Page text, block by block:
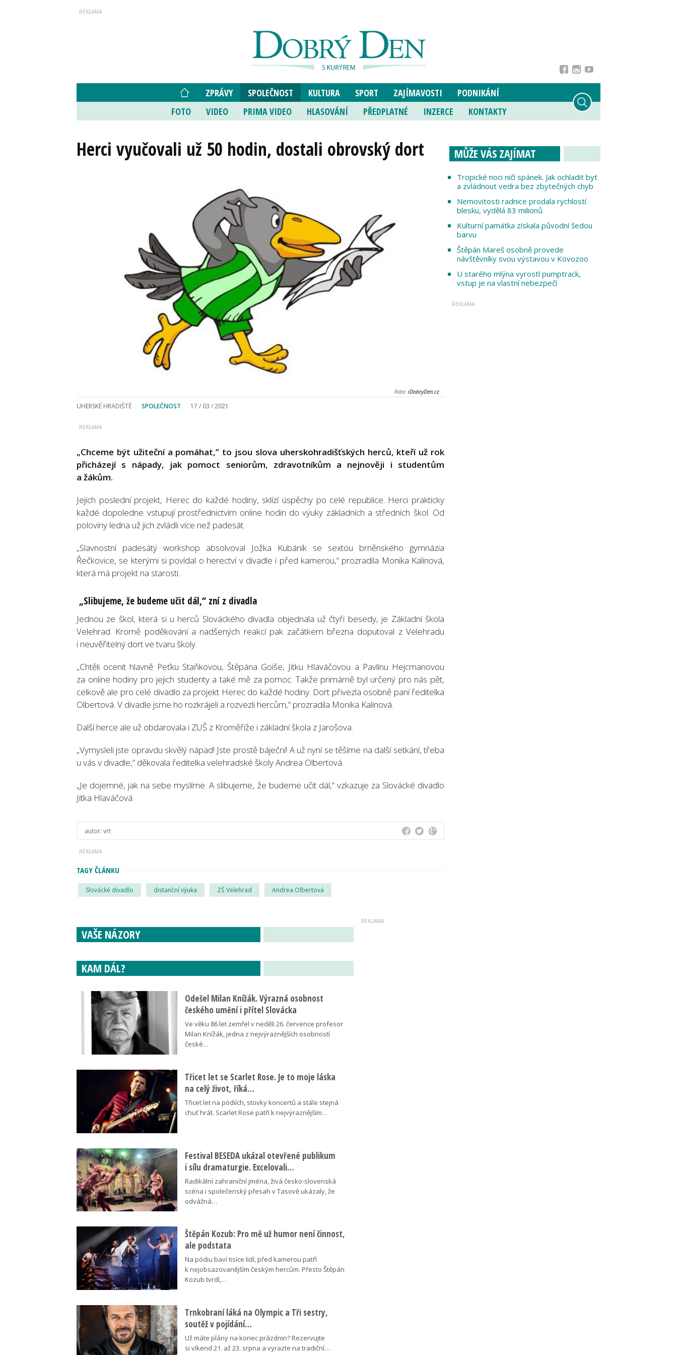
ZPRÁVY SPOLEČNOST KULTURA SPORT ZAJÍMAVOSTI
PODNIKÁNÍ
FOTO
VIDEO PRIMA VIDEO HLASOVÁNÍ PŘEDPLATNÉ INZERCE KONTAKTY
Herci vyučovali už 50 hodin, dostali obrovský dort
Foto: iDobryDen.cz
UHERSKÉ HRADIŠTĚ SPOLEČNOST 17 / 03 / 2021
„Chceme být užiteční a pomáhat,” to jsou slova uherskohradišťských herců, kteří už rok
přicházejí s nápady, jak pomoct seniorům, zdravotníkům a nejnověji i studentům
a žákům.
Jejich poslední projekt, Herec do každé hodiny, sklízí úspěchy po celé republice. Herci prakticky
každé dopoledne vstupují prostřednictvím online hodin do výuky základních a středních škol. Od
poloviny ledna už jich zvládli více než padesát.
„Slavnostní padesátý workshop absolvoval Jožka Kubáník se sextou brněnského gymnázia
Řečkovice, se kterými si povídal o herectví v divadle i před kamerou,“ prozradila Monika Kalinová,
která má projekt na starosti.
„Slibujeme, že budeme učit dál,“ zní z divadla
Jednou ze škol, která si u herců Slováckého divadla objednala už čtyři besedy, je Základní škola
Velehrad. Kromě poděkování a nadšených reakcí pak začátkem března doputoval z Velehradu
i neuvěřitelný dort ve tvaru školy.
„Chtěli ocenit hlavně Peťku Staňkovou, Štěpána Goiše, Jitku Hlaváčovou a Pavlínu Hejcmanovou
za online hodiny pro jejich studenty a také mě za pomoc. Takže primárně byl určený pro nás pět,
celkově ale pro celé divadlo za projekt Herec do každé hodiny. Dort přivezla osobně paní ředitelka
Olbertová. V divadle jsme ho rozkrájeli a rozvezli hercům,“ prozradila Monika Kalinová.
Další herce ale už obdarovala i ZUŠ z Kroměříže i základní škola z Jarošova.
„Vymysleli jste opravdu skvělý nápad! Jste prostě báječní! A už nyní se těšíme na další setkání, třeba
u vás v divadle,“ děkovala ředitelka velehradské školy Andrea Olbertová.
„Je dojemné, jak na sebe myslíme. A slibujeme, že budeme učit dál,“ vzkazuje za Slovácké divadlo
Jitka Hlaváčová.
autor: vrt
TAGY ČLÁNKU
Slovácké divadlo distanční výuka ZŠ Velehrad Andrea Olbertová
MŮŽE VÁS ZAJÍMAT
Tropické noci ničí spánek. Jak ochladit byt
a zvládnout vedra bez zbytečných chyb
Nemovitosti radnice prodala rychlostí
blesku, vydělá 83 milionů
Kulturní památka získala původní šedou
barvu
Štěpán Mareš osobně provede
návštěvníky svou výstavou v Kovozoo
U starého mlýna vyrostl pumptrack,
vstup je na vlastní nebezpečí
VAŠE NÁZORY
KAM DÁL?
Odešel Milan Knížák. Výrazná osobnost
českého umění i přítel Slovácka
Ve věku 86 let zemřel v neděli 26. července profesor
Milan Knížák, jedna z nejvýraznějších osobností
české…
Třicet let se Scarlet Rose. Je to moje láska
na celý život, říká…
Třicet let na pódiích, stovky koncertů a stále stejná
chuť hrát. Scarlet Rose patří k nejvýraznějším…
Festival BESEDA ukázal otevřené publikum
i sílu dramaturgie. Excelovali…
Radikální zahraniční jména, živá česko-slovenská
scéna i společenský přesah v Tasově ukázaly, že
odvážná…
Štěpán Kozub: Pro mě už humor není činnost,
ale podstata
Na pódiu baví tisíce lidí, před kamerou patří
k nejobsazovanějším českým hercům. Přesto Štěpán
Kozub tvrdí,…
Trnkobraní láká na Olympic a Tři sestry,
soutěž v pojídání…
Už máte plány na konec prázdnin? Rezervujte
si víkend 21. až 23. srpna a vyrazte na tradiční…